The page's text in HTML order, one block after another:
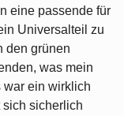
eine passende für
Universalteil zu
den grünen
was mein
war ein wirklich
sich sicherlich